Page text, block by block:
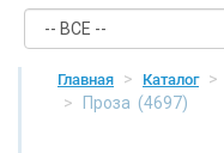
Главная Каталог
Проза (4697)